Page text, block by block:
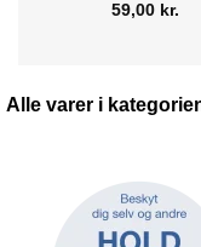
59,00 kr.
Alle varer i